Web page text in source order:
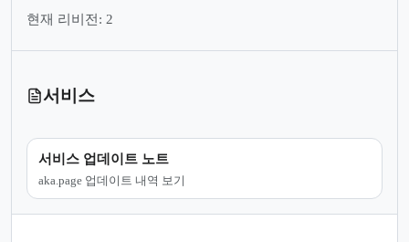
현재 리비전: 2
서비스
서비스 업데이트 노트
aka.page 업데이트 내역 보기